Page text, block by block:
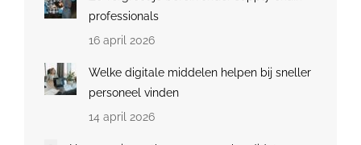
professionals
16 april 2026
Welke digitale middelen helpen bij sneller
personeel vinden
14 april 2026